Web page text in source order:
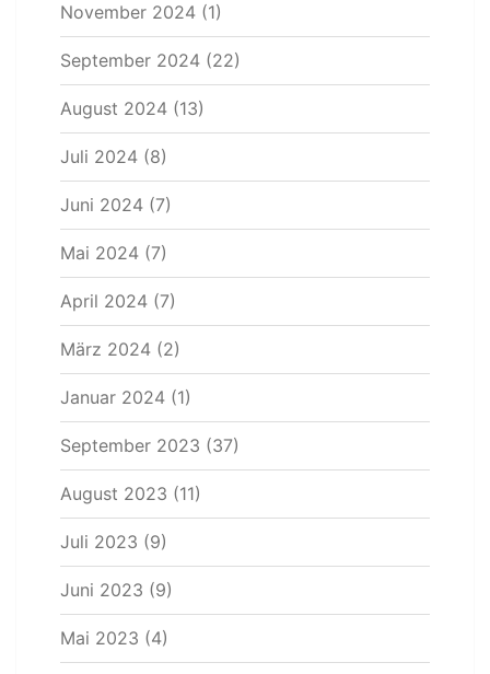
November 2024 (1)
September 2024 (22)
August 2024 (13)
Juli 2024 (8)
Juni 2024 (7)
Mai 2024 (7)
April 2024 (7)
März 2024 (2)
Januar 2024 (1)
September 2023 (37)
August 2023 (11)
Juli 2023 (9)
Juni 2023 (9)
Mai 2023 (4)